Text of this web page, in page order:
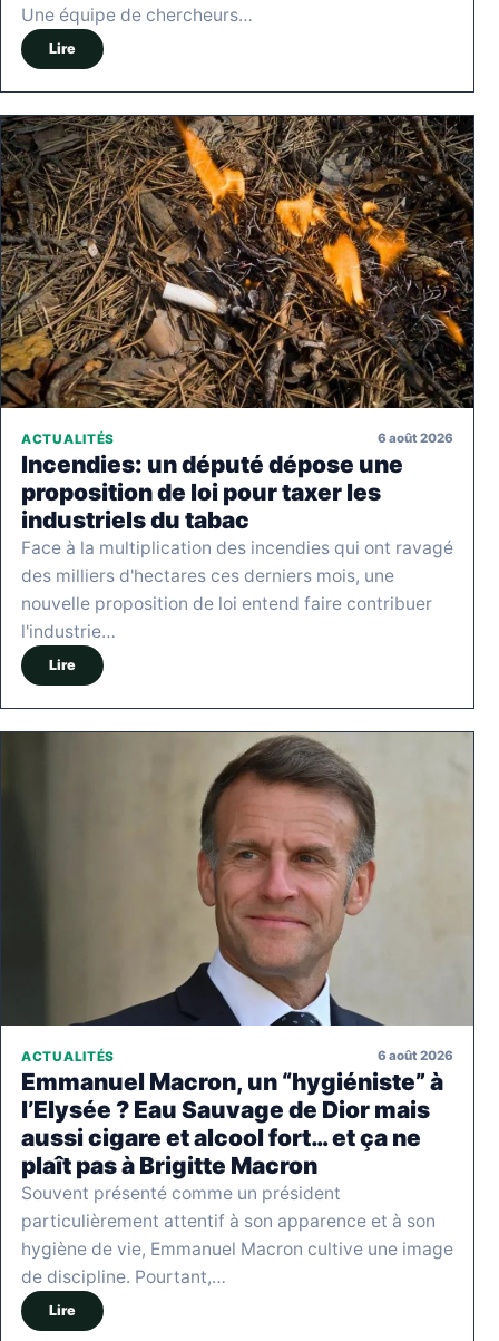
Une équipe de chercheurs…
Lire
ACTUALITÉS 6 août 2026
Incendies: un député dépose une
proposition de loi pour taxer les
industriels du tabac
Face à la multiplication des incendies qui ont ravagé
des milliers d'hectares ces derniers mois, une
nouvelle proposition de loi entend faire contribuer
l'industrie…
Lire
ACTUALITÉS 6 août 2026
Emmanuel Macron, un “hygiéniste” à
l’Elysée ? Eau Sauvage de Dior mais
aussi cigare et alcool fort… et ça ne
plaît pas à Brigitte Macron
Souvent présenté comme un président
particulièrement attentif à son apparence et à son
hygiène de vie, Emmanuel Macron cultive une image
de discipline. Pourtant,…
Lire